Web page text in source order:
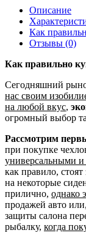
Описание
Как
Отзывы (0)
Как правильно
Сегодняшний
нас своим
на любой вкус,
огромный выбор
Рассмотрим
при покупке
универсальными
как правило,
на некоторые
прилично, однако
продажей авто
защиты салона
рыбалку, когда